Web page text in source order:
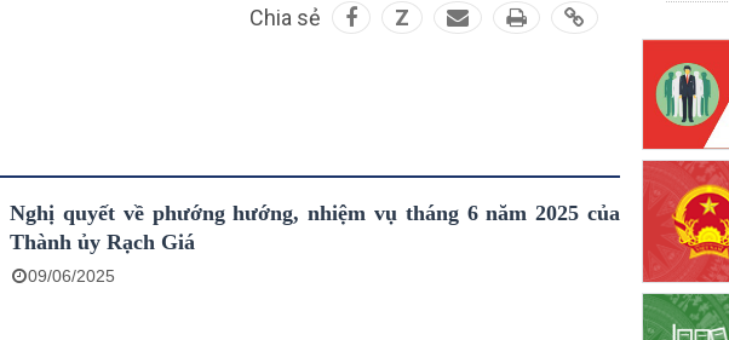
Chia sẻ Z
Nghị quyết về phướng hướng, nhiệm vụ tháng 6 năm 2025 của
Thành ủy Rạch Giá
09/06/2025